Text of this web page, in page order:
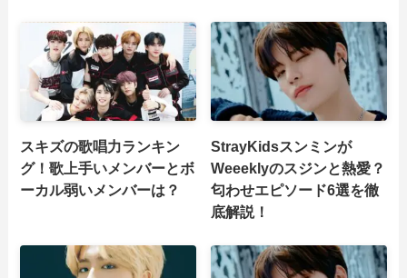
スキズの歌唱力ランキン
グ！歌上手いメンバーとボ
ーカル弱いメンバーは？
StrayKidsスンミンが
Weeeklyのスジンと熱愛？
匂わせエピソード6選を徹
底解説！